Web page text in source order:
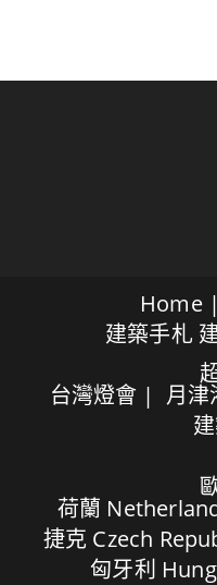
Home
建築手札
台灣燈會 月津
荷蘭
捷克 Czech
匈牙利